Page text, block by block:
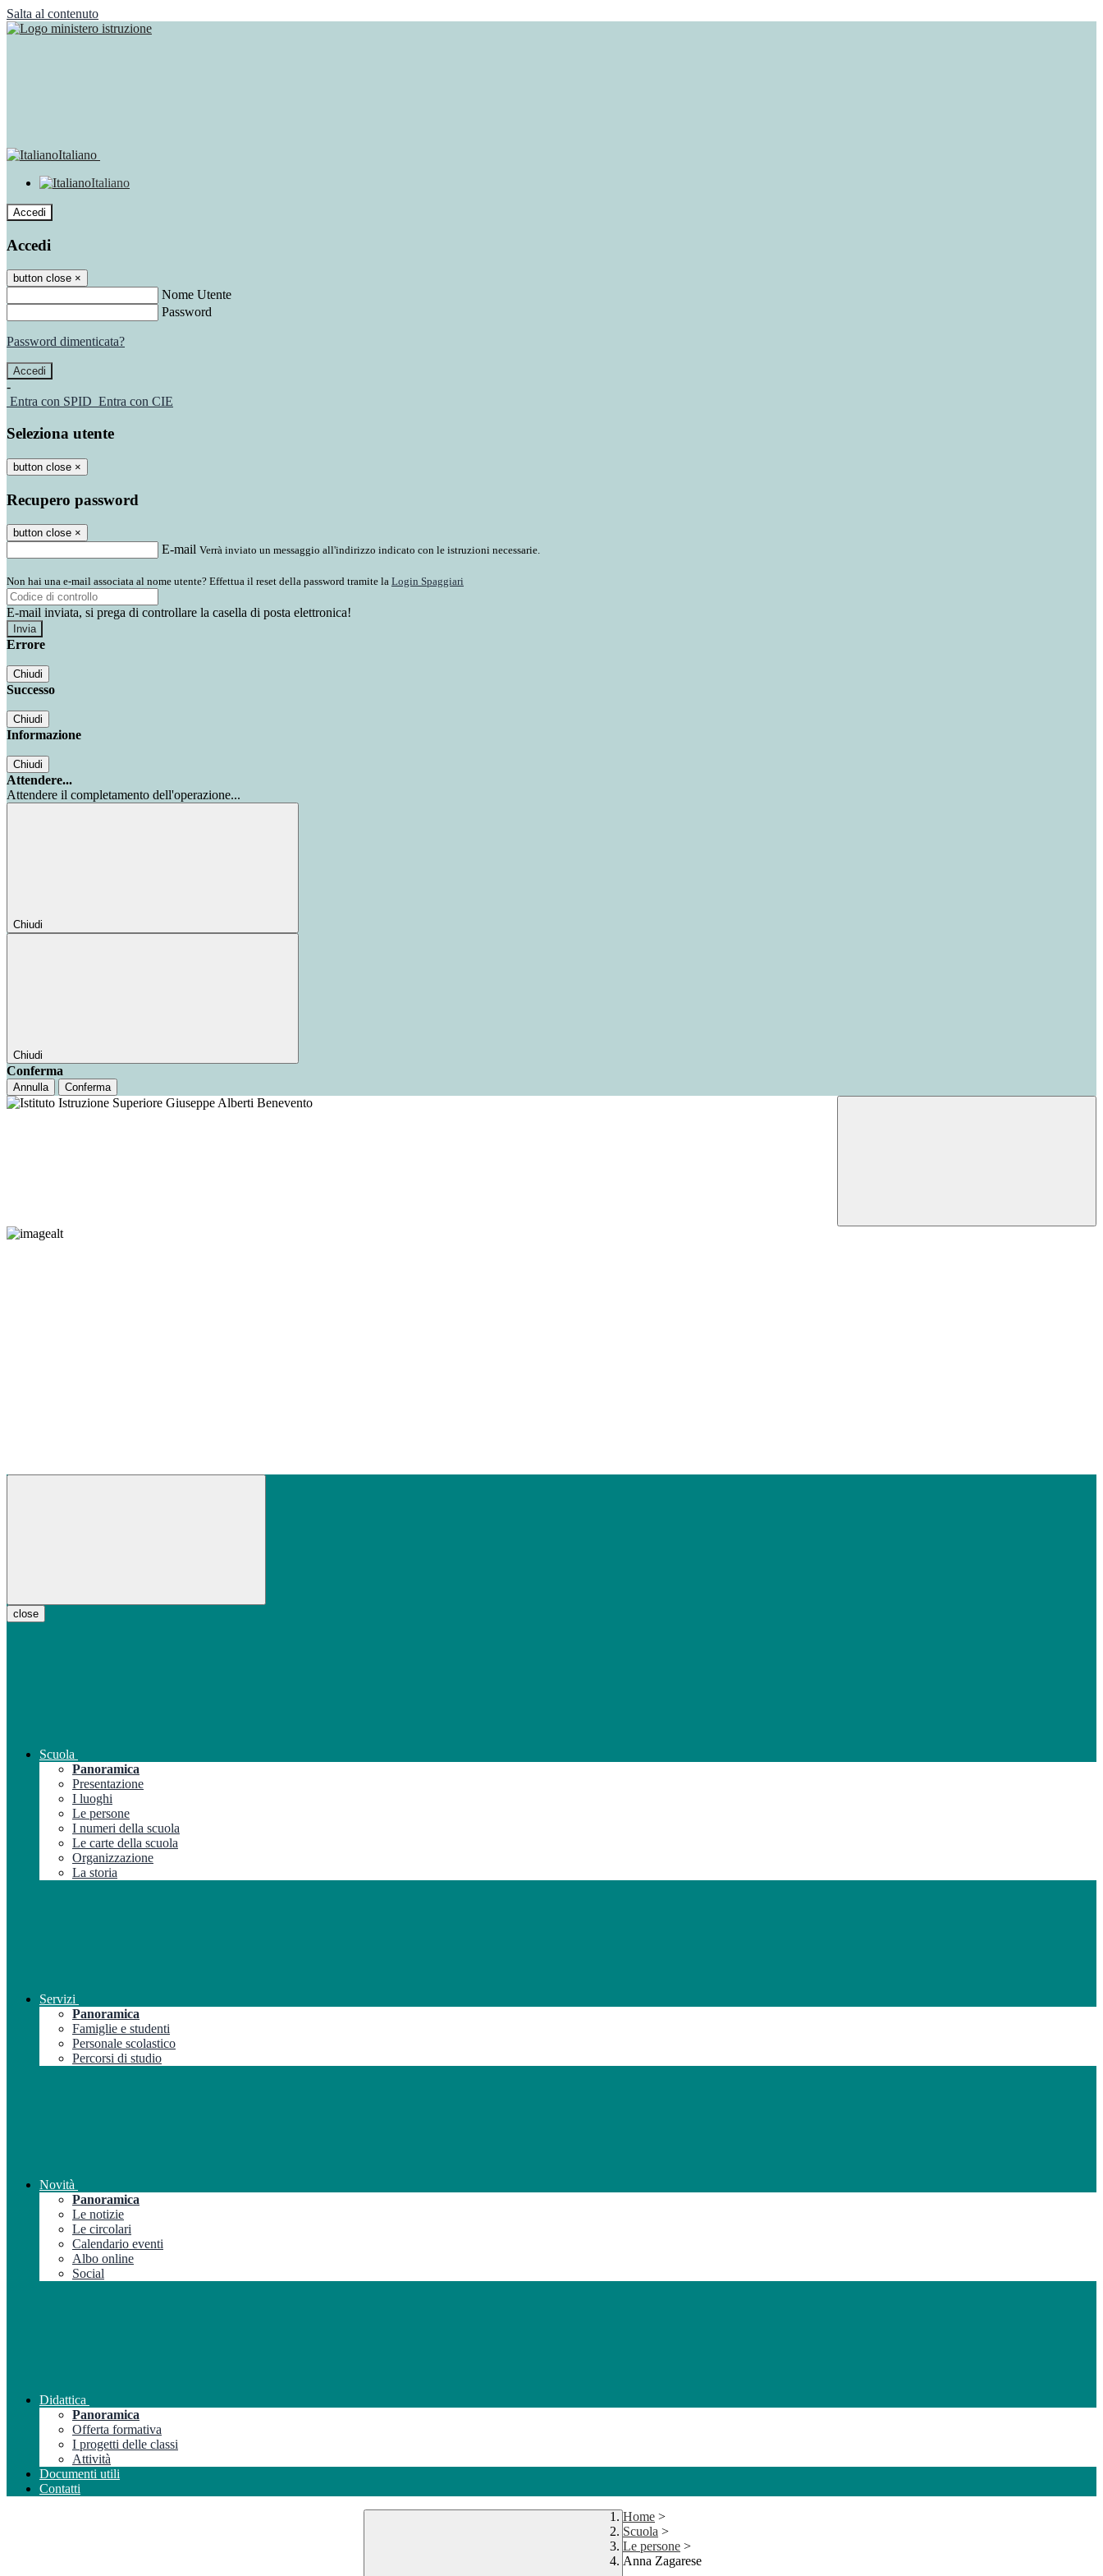
Salta al contenuto
Italiano
Italiano
Accedi
Accedi
button close ×
Nome Utente
Password
Password dimenticata?
-
Entra con SPID Entra con CIE
Seleziona utente
button close ×
Recupero password
button close ×
E-mail Verrà inviato un messaggio all'indirizzo indicato con le istruzioni necessarie.
Non hai una e-mail associata al nome utente? Effettua il reset della password tramite la Login Spaggiari
E-mail inviata, si prega di controllare la casella di posta elettronica!
Errore
Chiudi
Successo
Chiudi
Informazione
Chiudi
Attendere...
Attendere il completamento dell'operazione...
Chiudi
Chiudi
Conferma
Annulla Conferma
close
Scuola
Panoramica
Presentazione
I luoghi
Le persone
I numeri della scuola
Le carte della scuola
Organizzazione
La storia
Servizi
Panoramica
Famiglie e studenti
Personale scolastico
Percorsi di studio
Novità
Panoramica
Le notizie
Le circolari
Calendario eventi
Albo online
Social
Didattica
Panoramica
Offerta formativa
I progetti delle classi
Attività
Documenti utili
Contatti
Home >
Scuola >
Le persone >
Anna Zagarese